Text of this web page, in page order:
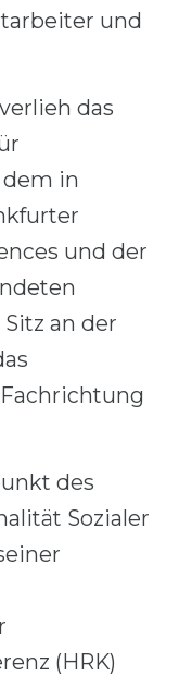
und
das
in
und der
an der
des
Sozialer
(HRK)